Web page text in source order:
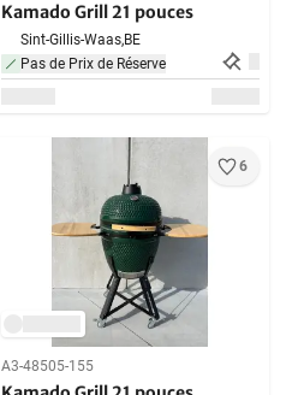
Kamado Grill 21 pouces
Sint-Gillis-Waas,BE
Pas de Prix de Réserve
6
A3-48505-155